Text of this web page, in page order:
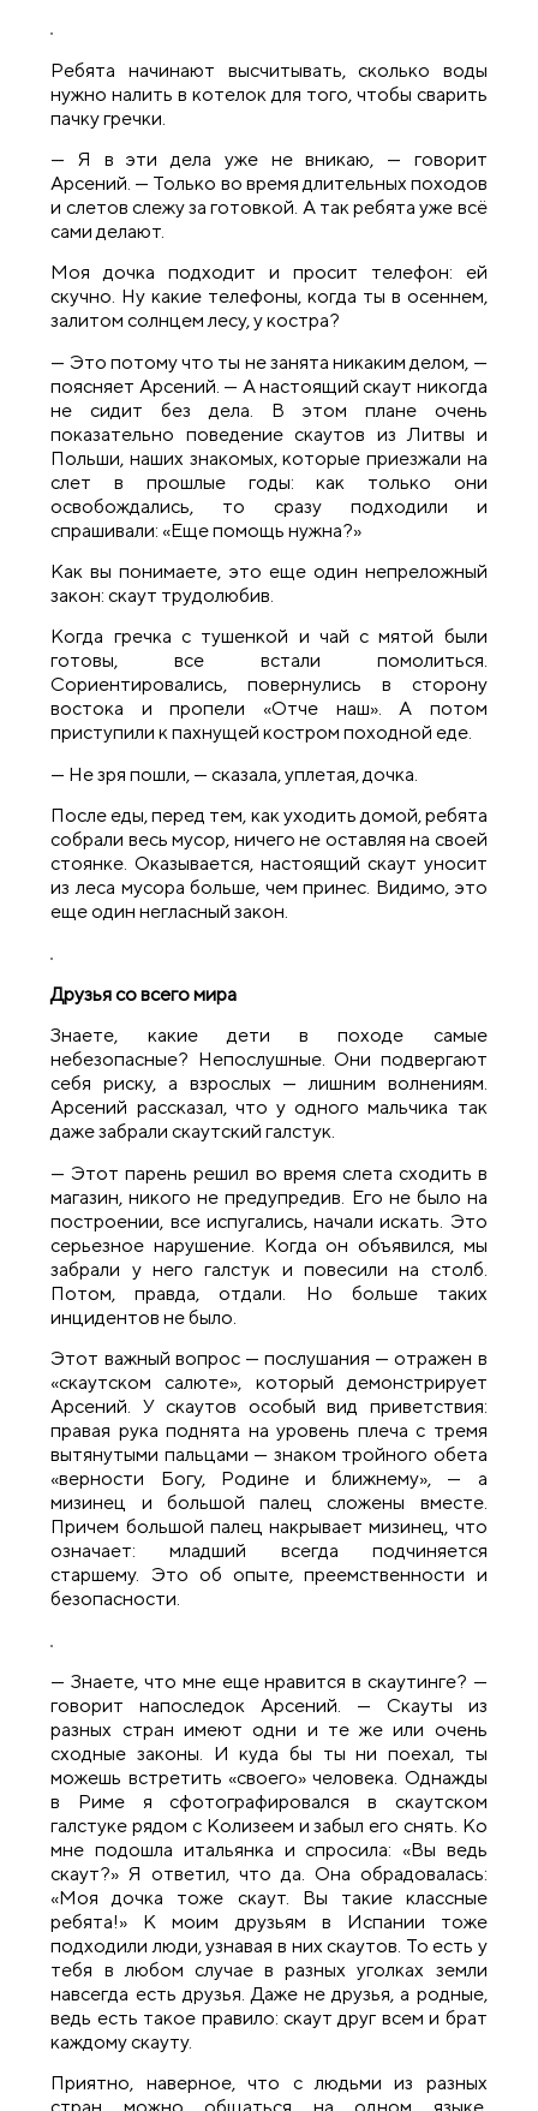
Ребята начинают высчитывать, сколько воды
нужно налить в котелок для того, чтобы сварить
пачку гречки.
— Я в эти дела уже не вникаю, — говорит
Арсений. — Только во время длительных походов
и слетов слежу за готовкой. А так ребята уже всё
сами делают.
Моя дочка подходит и просит телефон: ей
скучно. Ну какие телефоны, когда ты в осеннем,
залитом солнцем лесу, у костра?
— Это потому что ты не занята никаким делом, —
поясняет Арсений. — А настоящий скаут никогда
не сидит без дела. В этом плане очень
показательно поведение скаутов из Литвы и
Польши, наших знакомых, которые приезжали на
слет в прошлые годы: как только они
освобождались, то сразу подходили и
спрашивали: «Еще помощь нужна?»
Как вы понимаете, это еще один непреложный
закон: скаут трудолюбив.
Когда гречка с тушенкой и чай с мятой были
готовы, все встали помолиться.
Сориентировались, повернулись в сторону
востока и пропели «Отче наш». А потом
приступили к пахнущей костром походной еде.
— Не зря пошли, — сказала, уплетая, дочка.
После еды, перед тем, как уходить домой, ребята
собрали весь мусор, ничего не оставляя на своей
стоянке. Оказывается, настоящий скаут уносит
из леса мусора больше, чем принес. Видимо, это
еще один негласный закон.
Друзья со всего мира
Знаете, какие дети в походе самые
небезопасные? Непослушные. Они подвергают
себя риску, а взрослых — лишним волнениям.
Арсений рассказал, что у одного мальчика так
даже забрали скаутский галстук.
— Этот парень решил во время слета сходить в
магазин, никого не предупредив. Его не было на
построении, все испугались, начали искать. Это
серьезное нарушение. Когда он объявился, мы
забрали у него галстук и повесили на столб.
Потом, правда, отдали. Но больше таких
инцидентов не было.
Этот важный вопрос — послушания — отражен в
«скаутском салюте», который демонстрирует
Арсений. У скаутов особый вид приветствия:
правая рука поднята на уровень плеча с тремя
вытянутыми пальцами — знаком тройного обета
«верности Богу, Родине и ближнему», — а
мизинец и большой палец сложены вместе.
Причем большой палец накрывает мизинец, что
означает: младший всегда подчиняется
старшему. Это об опыте, преемственности и
безопасности.
— Знаете, что мне еще нравится в скаутинге? —
говорит напоследок Арсений. — Скауты из
разных стран имеют одни и те же или очень
сходные законы. И куда бы ты ни поехал, ты
можешь встретить «своего» человека. Однажды
в Риме я сфотографировался в скаутском
галстуке рядом с Колизеем и забыл его снять. Ко
мне подошла итальянка и спросила: «Вы ведь
скаут?» Я ответил, что да. Она обрадовалась:
«Моя дочка тоже скаут. Вы такие классные
ребята!» К моим друзьям в Испании тоже
подходили люди, узнавая в них скаутов. То есть у
тебя в любом случае в разных уголках земли
навсегда есть друзья. Даже не друзья, а родные,
ведь есть такое правило: скаут друг всем и брат
каждому скауту.
Приятно, наверное, что с людьми из разных